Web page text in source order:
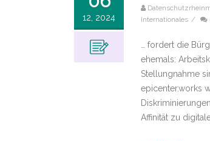
12, 2024
Internationales /
… fordert die
ehemals:
Stellungnahme
epicenter.works
Affinität zu